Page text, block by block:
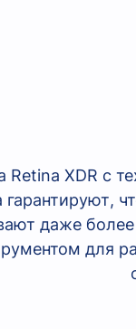
Retina XDR с
гарантируют,
даже
для